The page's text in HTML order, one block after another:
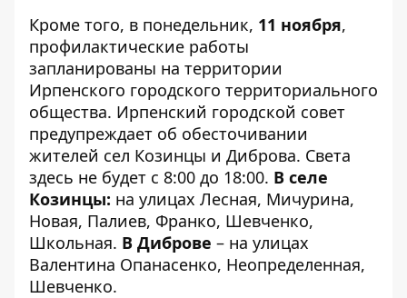
Кроме того, в понедельник, 11 ноября,
профилактические работы
запланированы на территории
Ирпенского городского территориального
общества. Ирпенский городской совет
предупреждает об обесточивании
жителей сел Козинцы и Диброва. Света
здесь не будет с 8:00 до 18:00. В селе
Козинцы: на улицах Лесная, Мичурина,
Новая, Палиев, Франко, Шевченко,
Школьная. В Диброве – на улицах
Валентина Опанасенко, Неопределенная,
Шевченко.